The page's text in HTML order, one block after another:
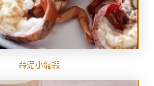
蒜泥小龍蝦